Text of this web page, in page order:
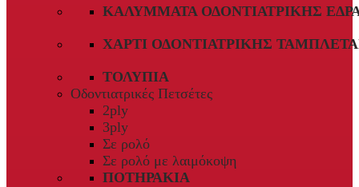
ΚΑΛΎΜΜΑΤΑ ΟΔΟΝΤΙΑΤΡΙΚΉΣ
ΧΑΡΤΊ ΟΔΟΝΤΙΑΤΡΙΚΉΣ
ΤΟΛΎΠΙΑ
Οδοντιατρικές Πετσέτες
2ply
3ply
Σε ρολό
Σε ρολό με λαιμόκοψη
ΠΟΤΗΡΆΚΙΑ